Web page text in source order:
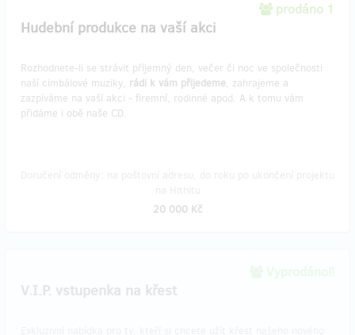
prodáno 1
Hudební produkce na vaší akci
Rozhodnete-li se strávit příjemný den, večer či noc ve společnosti
naší cimbálové muziky, rádi k vám přijedeme, zahrajeme a
zazpíváme na vaší akci - firemní, rodinné apod. A k tomu vám
přidáme i obě naše CD.
20 000 Kč
V.I.P. vstupenka na křest